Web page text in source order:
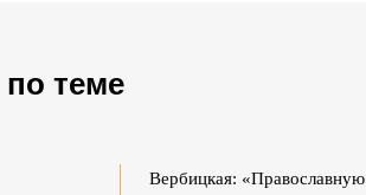
теме
Вербицкая: «Православную